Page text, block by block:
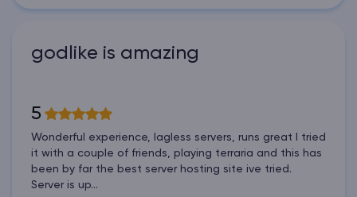
godlike is amazing
5
Wonderful experience, lagless servers, runs great I tried
it with a couple of friends, playing terraria and this has
been by far the best server hosting site ive tried.
Server is up...